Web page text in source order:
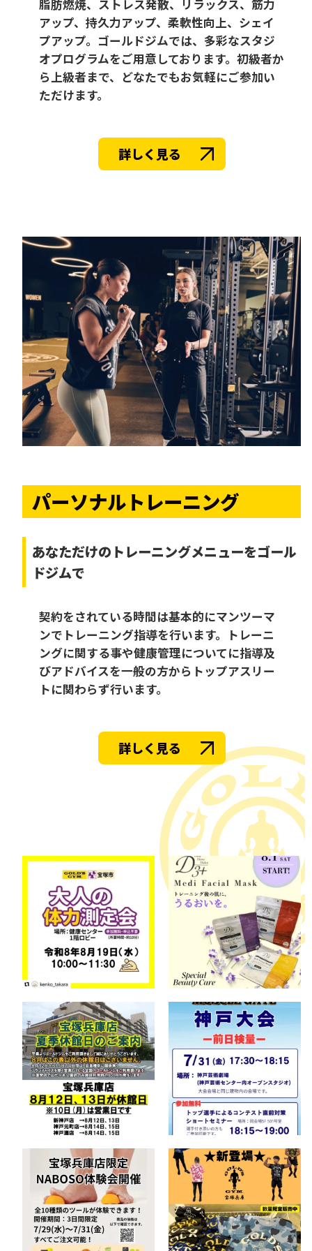
脂肪燃焼、ストレス発散、リラックス、筋力
アップ、持久力アップ、柔軟性向上、シェイ
プアップ。ゴールドジムでは、多彩なスタジ
オプログラムをご用意しております。初級者か
ら上級者まで、どなたでもお気軽にご参加い
ただけます。
詳しく見る
パーソナルトレーニング
あなただけの トレーニングメニューをゴール
ドジムで
契約をされている時間は基本的にマンツーマ
ンでトレーニング指導を行います。トレーニ
ングに関する事や健康管理についてに指導及
びアドバイスを一般の方からトップアスリー
トに関わらず行います。
詳しく見る